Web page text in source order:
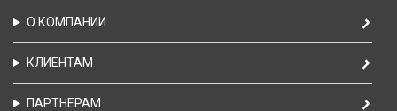
О КОМПАНИИ
КЛИЕНТАМ
ПАРТНЕРАМ